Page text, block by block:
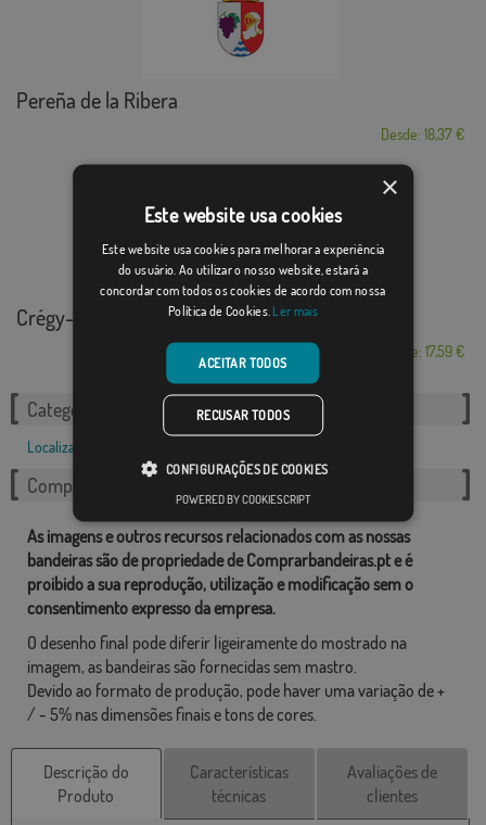
Pereña de la Ribera
Desde: 18,37 €
Crégy-lès-Meaux
Desde: 17,59 €
Categorias relacionadas:
Localizações
Compartilhe esta bandeira
As imagens e outros recursos relacionados com as nossas
bandeiras são de propriedade de Comprarbandeiras.pt e é
proibido a sua reprodução, utilização e modificação sem o
consentimento expresso da empresa.
O desenho final pode diferir ligeiramente do mostrado na
imagem, as bandeiras são fornecidas sem mastro.
Devido ao formato de produção, pode haver uma variação de +
/ - 5% nas dimensões finais e tons de cores.
Descrição do
Produto
Características
técnicas
Avaliações de
clientes
×
Este website usa cookies
Este website usa cookies para melhorar a experiência
do usuário. Ao utilizar o nosso website, estará a
concordar com todos os cookies de acordo com nossa
Política de Cookies. Ler mais
ACEITAR TODOS
RECUSAR TODOS
CONFIGURAÇÕES DE COOKIES
POWERED BY COOKIESCRIPT